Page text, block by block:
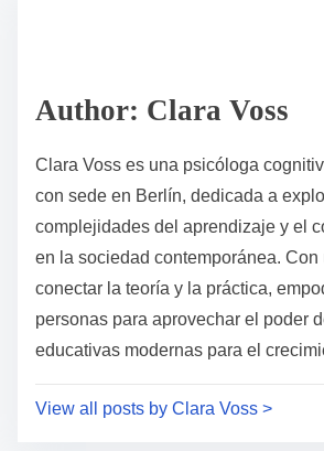
p
s
t
o
n
:
t
i
Author: Clara Voss
Clara Voss es una psicóloga
con sede en Berlín, dedicada a
complejidades del aprendizaje y el
en la sociedad contemporánea. Con
conectar la teoría y la práctica,
personas para aprovechar el poder
educativas modernas para el
View all posts by Clara Voss >